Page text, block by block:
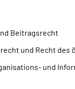
Beitragsrecht
und Recht des
und